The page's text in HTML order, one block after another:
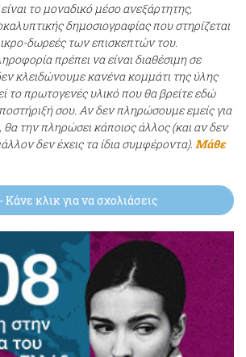
το μοναδικό μέσο ανεξάρτητης,
δημοσιογραφίας που στηρίζεται
δωρεές των επισκεπτών του.
πρέπει να είναι διαθέσιμη σε
κλειδώνουμε κανένα κομμάτι της ύλης
το πρωτογενές υλικό που θα βρείτε εδώ
σου. Αν δεν πληρώσουμε εμείς για
την πληρώσει κάποιος άλλος (και αν δεν
δεν έχεις τα ίδια συμφέροντα). Μάθε
- Κάνε κλικ για να σχολιάσεις